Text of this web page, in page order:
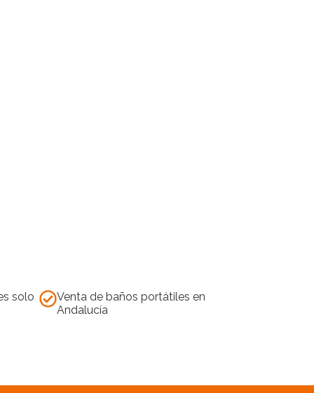
solo
Venta de baños portátiles en
Andalucía